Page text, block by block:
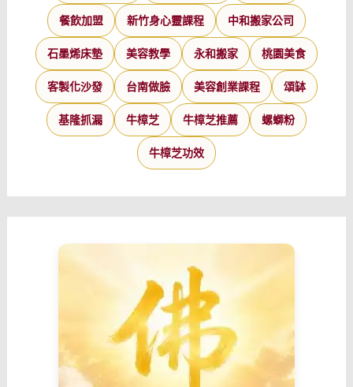
餐飲加盟 新竹身心靈課程 中和搬家公司
石墨烯床墊 美容教學 永和搬家 桃園美食
客製化沙發 台南做臉 美容創業課程 頌缽
基隆抓漏 牛樟芝 牛樟芝推薦 螺螄粉
牛樟芝功效